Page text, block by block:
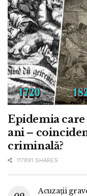
Epidemia care
ani –
criminală?
117891 SHARES
Acuzații